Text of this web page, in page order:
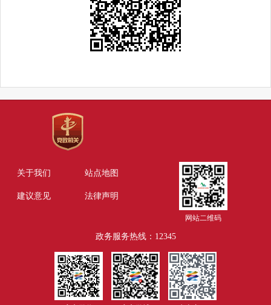
关于我们 站点地图
建议意见 法律声明
网站二维码
政务服务热线：12345